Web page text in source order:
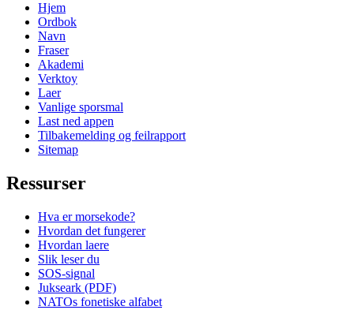
Hjem
Ordbok
Navn
Fraser
Akademi
Verktoy
Laer
Vanlige sporsmal
Last ned appen
Tilbakemelding og feilrapport
Sitemap
Ressurser
Hva er morsekode?
Hvordan det fungerer
Hvordan laere
Slik leser du
SOS-signal
Jukseark (PDF)
NATOs fonetiske alfabet